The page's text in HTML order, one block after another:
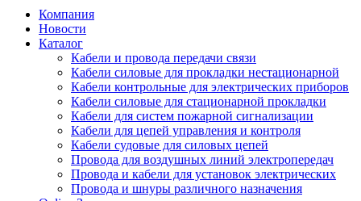
Компания
Новости
Каталог
Кабели и провода передачи связи
Кабели силовые для прокладки нестационарной
Кабели контрольные для электрических приборов
Кабели силовые для стационарной прокладки
Кабели для систем пожарной сигнализации
Кабели для цепей управления и контроля
Кабели судовые для силовых цепей
Провода для воздушных линий электропередач
Провода и кабели для установок электрических
Провода и шнуры различного назначения